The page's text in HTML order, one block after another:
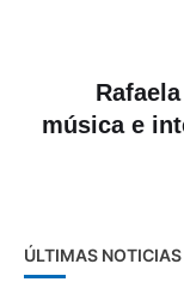
música e
ÚLTIMAS NOTICIAS